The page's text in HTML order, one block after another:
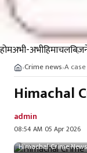
होमअभी-अभीहिमाचल
›Crime news›A
Himachal
admin
08:54 AM 05 Apr 2026
Himachal Crime News: